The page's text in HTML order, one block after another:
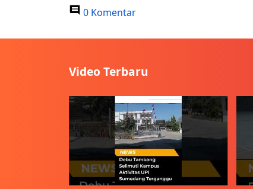
0 Komentar
Video Terbaru